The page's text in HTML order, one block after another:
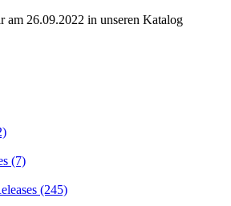
am 26.09.2022 in unseren Katalog
(7)
(245)